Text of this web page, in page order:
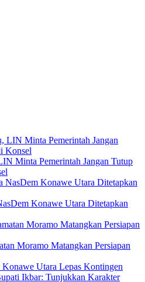
Minta Pemerintah Jangan Tutup
Konawe Utara Ditetapkan
Moramo Matangkan Persiapan